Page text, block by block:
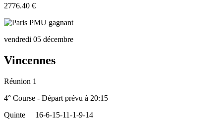
2776.40 €
vendredi 05 décembre
Vincennes
Réunion 1
4° Course - Départ prévu à 20:15
Quinte
16-6-15-11-1-9-14